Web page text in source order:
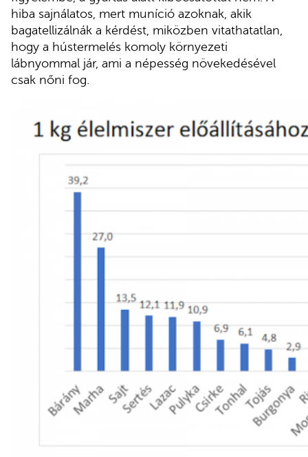
hiba sajnálatos, mert muníció azoknak, akik
bagatellizálnák a kérdést, miközben vitathatatlan,
hogy a hústermelés komoly környezeti
lábnyommal jár, ami a népesség növekedésével
csak nőni fog.